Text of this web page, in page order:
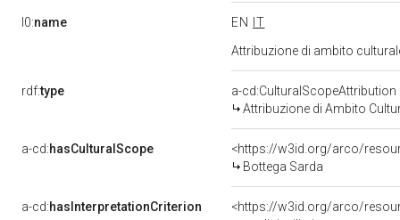
l0:name EN
IT
Attribuzione di ambito
rdf:type
a-cd:CulturalScopeAttribution
Attribuzione di Ambito
a-cd:hasCulturalScope
<https://w3id.org/arco/
Bottega Sarda
a-cd:hasInterpretationCriterion
<https://w3id.org/arco/